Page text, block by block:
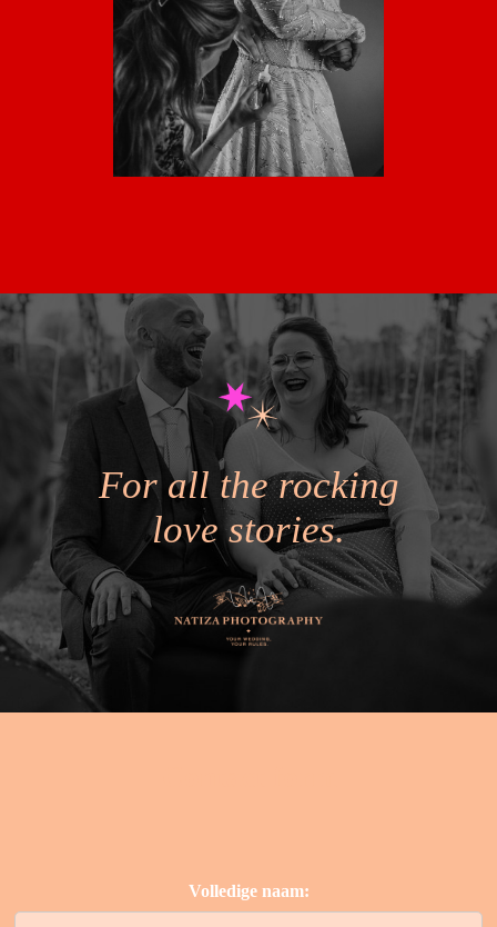
For all the rocking
love stories.
Volledige naam: